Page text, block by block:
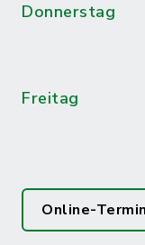
Donnerstag
Freitag
Online-